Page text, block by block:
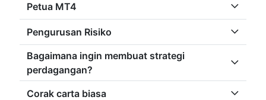
Petua MT4
Pengurusan Risiko
Bagaimana ingin membuat strategi
perdagangan?
Corak carta biasa